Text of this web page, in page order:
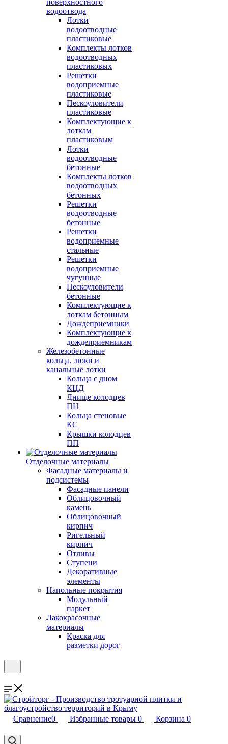
поверхностного
водоотвода
Лотки
водоотводные
пластиковые
Комплекты лотков
водоотводных
пластиковых
Решетки
водоприемные
пластиковые
Пескоуловители
пластиковые
Комплектующие к
лоткам
пластиковым
Лотки
водоотводные
бетонные
Комплекты лотков
водоотводных
бетонных
Решетки
водоотводные
бетонные
Решетки
водоприемные
стальные
Решетки
водоприемные
чугунные
Пескоуловители
бетонные
Комплектующие к
лоткам бетонным
Дождеприемники
Комплектующие к
дождеприемникам
Железобетонные
кольца, люки и
канальные лотки
Кольца с дном
КЦД
Днище колодцев
ПН
Кольца стеновые
КС
Крышки колодцев
ПП
Отделочные материалы
Фасадные материалы и
подсистемы
Фасадные панели
Облицовочный
камень
Облицовочный
кирпич
Ригельный
кирпич
Отливы
Ступени
Декоративные
элементы
Напольные покрытия
Модульный
паркет
Лакокрасочные
материалы
Краска для
разметки дорог
Сравнение0 Избранные товары 0 Корзина 0